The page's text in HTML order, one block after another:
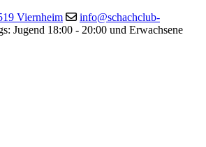
Viernheim
info@schachclub-
Jugend 18:00 - 20:00 und Erwachsene